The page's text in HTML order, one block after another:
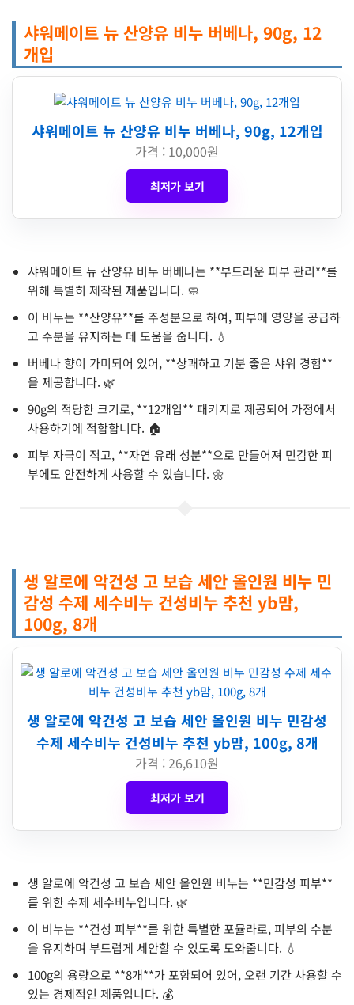
샤워메이트 뉴 산양유 비누 버베나, 90g, 12
개입
샤워메이트 뉴 산양유 비누 버베나, 90g, 12개입
가격 : 10,000원
최저가 보기
샤워메이트 뉴 산양유 비누 버베나는 **부드러운 피부 관리**를
위해 특별히 제작된 제품입니다. 🧼
이 비누는 **산양유**를 주성분으로 하여, 피부에 영양을 공급하
고 수분을 유지하는 데 도움을 줍니다. 💧
버베나 향이 가미되어 있어, **상쾌하고 기분 좋은 샤워 경험**
을 제공합니다. 🌿
90g의 적당한 크기로, **12개입** 패키지로 제공되어 가정에서
사용하기에 적합합니다. 🏠
피부 자극이 적고, **자연 유래 성분**으로 만들어져 민감한 피
부에도 안전하게 사용할 수 있습니다. 🌼
생 알로에 악건성 고 보습 세안 올인원 비누 민
감성 수제 세수비누 건성비누 추천 yb맘,
100g, 8개
생 알로에 악건성 고 보습 세안 올인원 비누 민감성
수제 세수비누 건성비누 추천 yb맘, 100g, 8개
가격 : 26,610원
최저가 보기
생 알로에 악건성 고 보습 세안 올인원 비누는 **민감성 피부**
를 위한 수제 세수비누입니다. 🌿
이 비누는 **건성 피부**를 위한 특별한 포뮬라로, 피부의 수분
을 유지하며 부드럽게 세안할 수 있도록 도와줍니다. 💧
100g의 용량으로 **8개**가 포함되어 있어, 오랜 기간 사용할 수
있는 경제적인 제품입니다. 💰